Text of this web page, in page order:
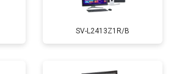
SV-L2413Z1R/B